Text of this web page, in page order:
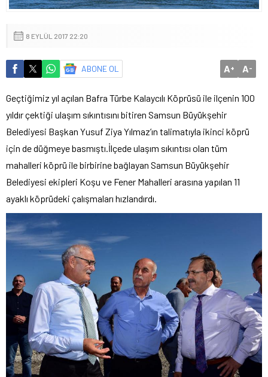
8 EYLÜL 2017 22:20
ABONE OL A+ A-
Geçtiğimiz yıl açılan Bafra Türbe Kalaycılı Köprüsü ile ilçenin 100
yıldır çektiği ulaşım sıkıntısını bitiren Samsun Büyükşehir
Belediyesi Başkan Yusuf Ziya Yılmaz’ın talimatıyla ikinci köprü
için de düğmeye basmıştı.İlçede ulaşım sıkıntısı olan tüm
mahalleri köprü ile birbirine bağlayan Samsun Büyükşehir
Belediyesi ekipleri Koşu ve Fener Mahalleri arasına yapılan 11
ayaklı köprüdeki çalışmaları hızlandırdı.